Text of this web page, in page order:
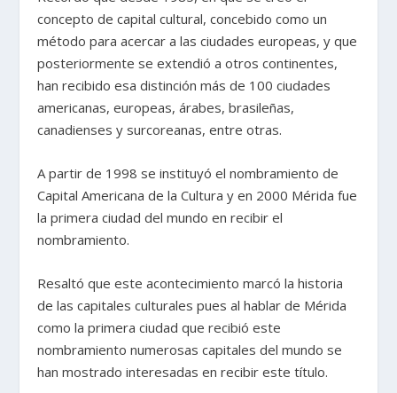
concepto de capital cultural, concebido como un
método para acercar a las ciudades europeas, y que
posteriormente se extendió a otros continentes,
han recibido esa distinción más de 100 ciudades
americanas, europeas, árabes, brasileñas,
canadienses y surcoreanas, entre otras.
A partir de 1998 se instituyó el nombramiento de
Capital Americana de la Cultura y en 2000 Mérida fue
la primera ciudad del mundo en recibir el
nombramiento.
Resaltó que este acontecimiento marcó la historia
de las capitales culturales pues al hablar de Mérida
como la primera ciudad que recibió este
nombramiento numerosas capitales del mundo se
han mostrado interesadas en recibir este título.